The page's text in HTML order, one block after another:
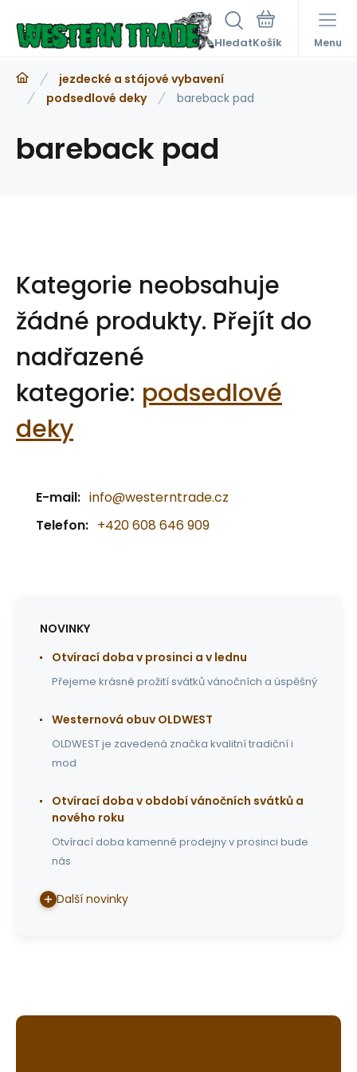
Hledat Menu
jezdecké a stájové vybavení
podsedlové deky
bareback pad
bareback pad
Kategorie neobsahuje
žádné produkty. Přejít do
nadřazené
kategorie: podsedlové
deky
E-mail: info@westerntrade.cz
Telefon: +420 608 646 909
NOVINKY
Otvírací doba v prosinci a v lednu
Přejeme krásné prožití svátků vánočních a úspěšný
Westernová obuv OLDWEST
OLDWEST je zavedená značka kvalitní tradiční i
mod
Otvírací doba v období vánočních svátků a
nového roku
Otvírací doba kamenné prodejny v prosinci bude
nás
Další novinky